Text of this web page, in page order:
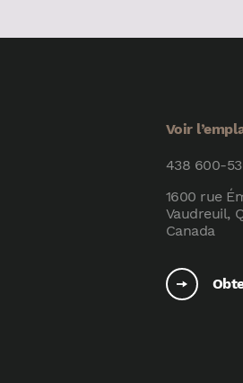
Voir
438 600-
1600 rue
Vaudreuil,
Canada